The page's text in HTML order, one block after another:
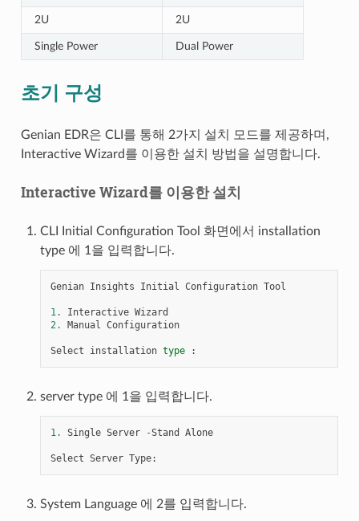
2U 2U
Single Power Dual Power
초기 구성
Genian EDR은 CLI를 통해 2가지 설치 모드를 제공하며,
Interactive Wizard를 이용한 설치 방법을 설명합니다.
Interactive Wizard를 이용한 설치
CLI Initial Configuration Tool 화면에서 installation
type 에 1을 입력합니다.
Genian Insights Initial Configuration Tool
1. Interactive Wizard
2.
Manual Configuration
Select installation type :
server type 에 1을 입력합니다.
1. Single Server -Stand Alone
Select Server Type:
System Language 에 2를 입력합니다.